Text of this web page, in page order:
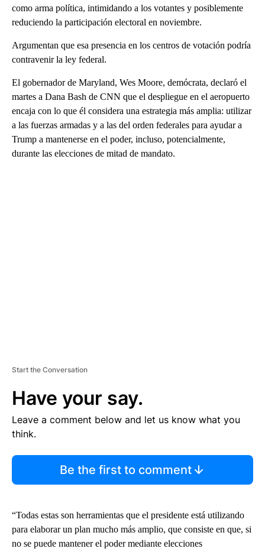
como arma política, intimidando a los votantes y posiblemente
reduciendo la participación electoral en noviembre.
Argumentan que esa presencia en los centros de votación podría
contravenir la ley federal.
El gobernador de Maryland, Wes Moore, demócrata, declaró el
martes a Dana Bash de CNN que el despliegue en el aeropuerto
encaja con lo que él considera una estrategia más amplia: utilizar
a las fuerzas armadas y a las del orden federales para ayudar a
Trump a mantenerse en el poder, incluso, potencialmente,
durante las elecciones de mitad de mandato.
Start the Conversation
Have your say.
Leave a comment below and let us know what you
think.
Be the first to comment
“Todas estas son herramientas que el presidente está utilizando
para elaborar un plan mucho más amplio, que consiste en que, si
no se puede mantener el poder mediante elecciones